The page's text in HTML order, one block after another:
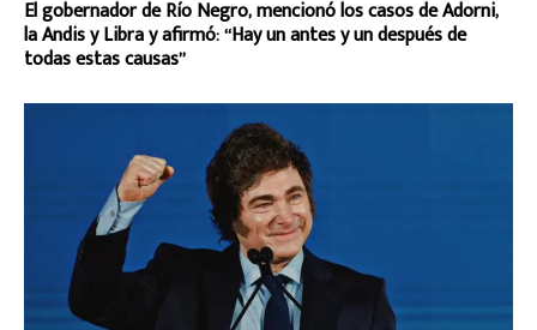
El gobernador de Río Negro, mencionó los casos de Adorni,
la Andis y Libra y afirmó: “Hay un antes y un después de
todas estas causas”